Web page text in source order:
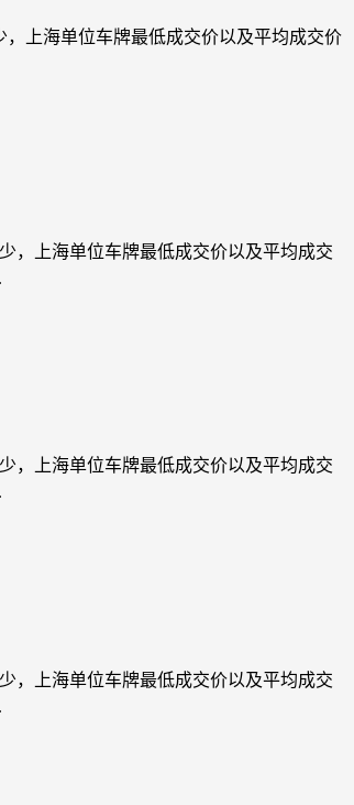
上海单位车牌最低成交价以及平均成交价
，上海单位车牌最低成交价以及平均成交
，上海单位车牌最低成交价以及平均成交
，上海单位车牌最低成交价以及平均成交